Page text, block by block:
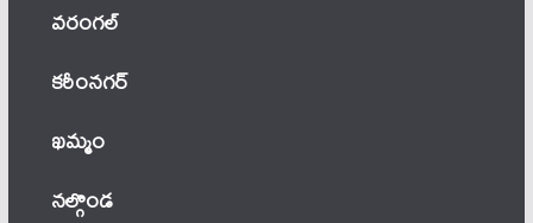
వ‌రంగ‌ల్
కరీంనగర్
ఖ‌మ్మం
నల్గొండ